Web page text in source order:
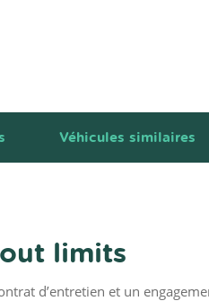
Véhicules similaires
limits
d’entretien et un